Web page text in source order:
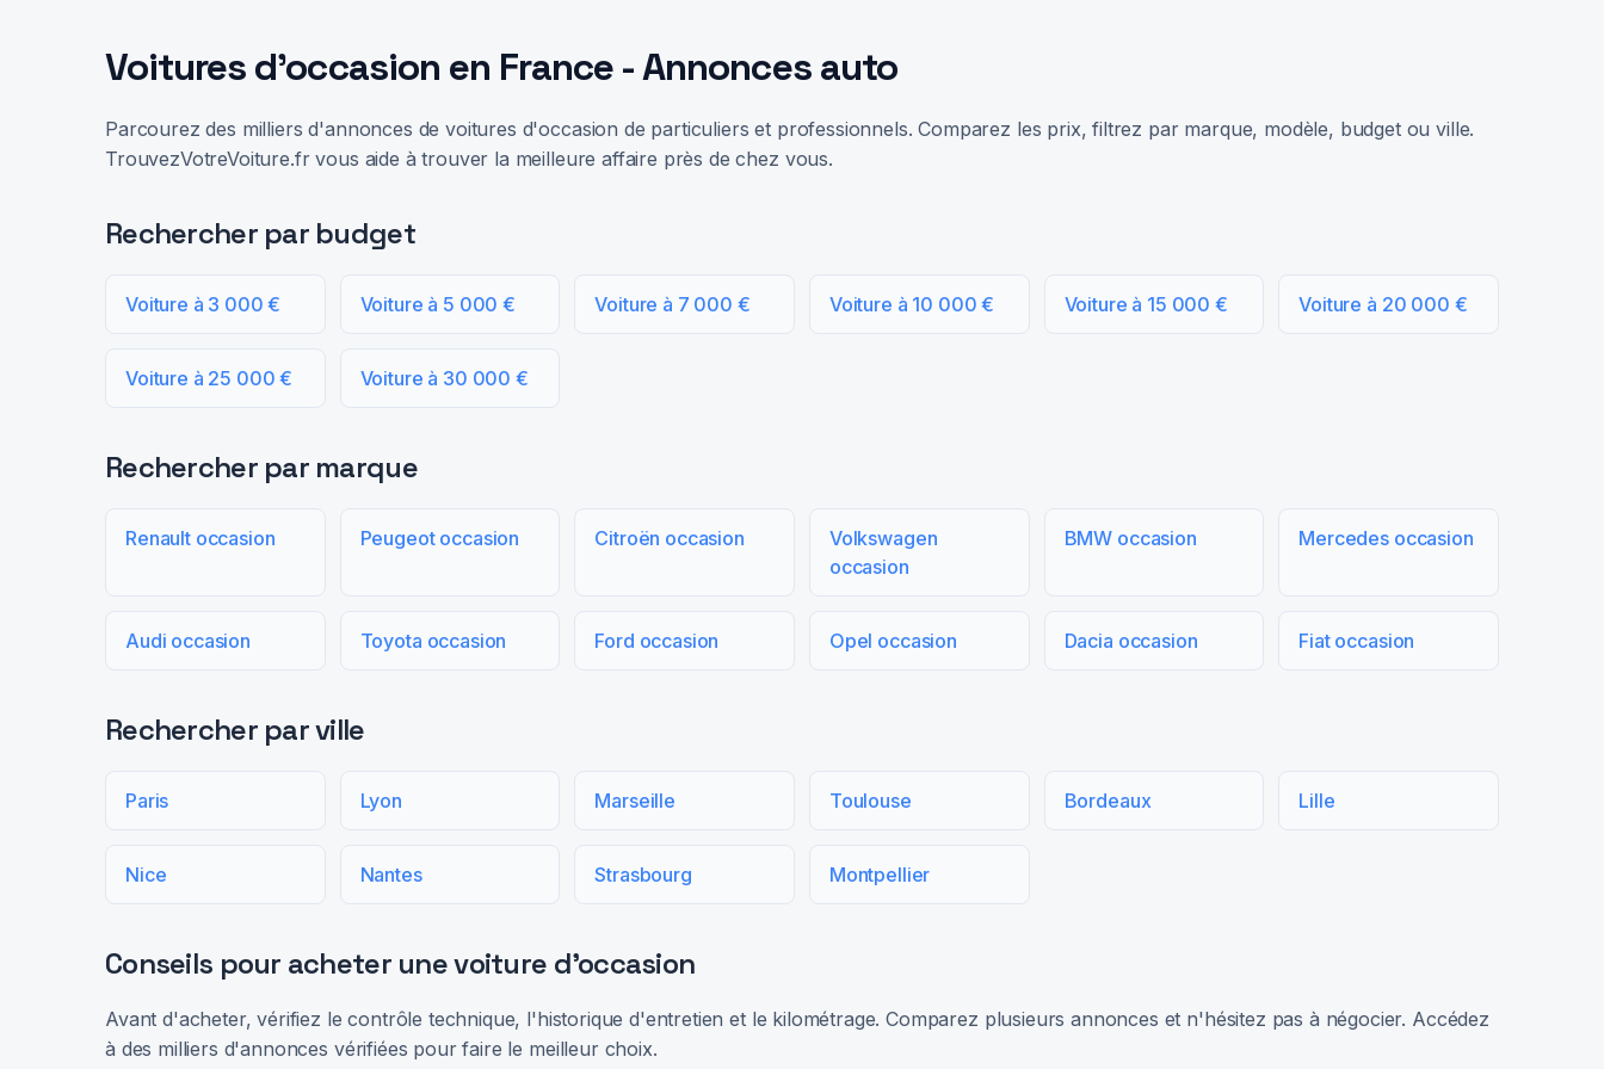
Voitures d'occasion en France - Annonces auto
Parcourez des milliers d'annonces de voitures d'occasion de particuliers et professionnels. Comparez les prix, filtrez par marque, modèle, budget ou ville.
TrouvezVotreVoiture.fr vous aide à trouver la meilleure affaire près de chez vous.
Rechercher par budget
Voiture à 3 000 € Voiture à 5 000 € Voiture à 7 000 € Voiture à 10 000 € Voiture à 15 000 € Voiture à 20 000 €
Voiture à 25 000 € Voiture à 30 000 €
Rechercher par marque
Renault occasion Peugeot occasion Citroën occasion
Volkswagen
occasion
BMW occasion Mercedes occasion
Audi occasion Toyota occasion Ford occasion Opel occasion Dacia occasion Fiat occasion
Rechercher par ville
Paris Lyon Marseille Toulouse Bordeaux Lille
Nice Nantes Strasbourg Montpellier
Conseils pour acheter une voiture d'occasion
Avant d'acheter, vérifiez le contrôle technique, l'historique d'entretien et le kilométrage. Comparez plusieurs annonces et n'hésitez pas à négocier. Accédez
à des milliers d'annonces vérifiées pour faire le meilleur choix.